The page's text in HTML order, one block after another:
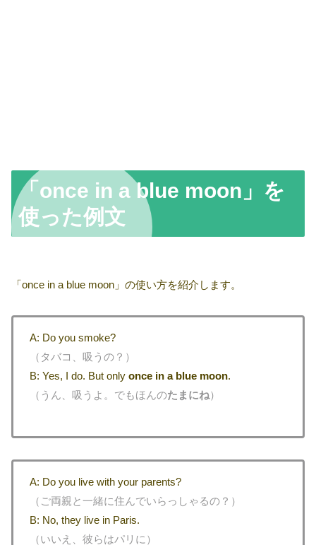
「once in a blue moon」を
使った例文
「once in a blue moon」の使い方を紹介します。
A: Do you smoke?
（タバコ、吸うの？）
B: Yes, I do. But only once in a blue moon.
（うん、吸うよ。でもほんのたまにね）
A: Do you live with your parents?
（ご両親と一緒に住んでいらっしゃるの？）
B: No, they live in Paris.
（いいえ、彼らはパリに）